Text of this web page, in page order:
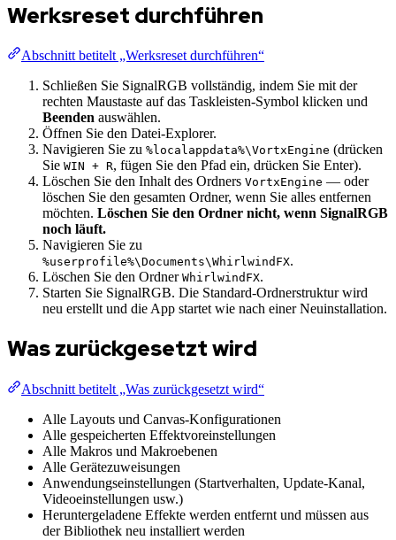
Werksreset durchführen
Abschnitt betitelt „Werksreset durchführen“
Schließen Sie SignalRGB vollständig, indem Sie mit der
rechten Maustaste auf das Taskleisten-Symbol klicken und
Beenden auswählen.
Öffnen Sie den Datei-Explorer.
Navigieren Sie zu %localappdata%\VortxEngine (drücken
Sie WIN + R, fügen Sie den Pfad ein, drücken Sie Enter).
Löschen Sie den Inhalt des Ordners VortxEngine — oder
löschen Sie den gesamten Ordner, wenn Sie alles entfernen
möchten. Löschen Sie den Ordner nicht, wenn SignalRGB
noch läuft.
Navigieren Sie zu
%userprofile%\Documents\WhirlwindFX.
Löschen Sie den Ordner WhirlwindFX.
Starten Sie SignalRGB. Die Standard-Ordnerstruktur wird
neu erstellt und die App startet wie nach einer Neuinstallation.
Was zurückgesetzt wird
Abschnitt betitelt „Was zurückgesetzt wird“
Alle Layouts und Canvas-Konfigurationen
Alle gespeicherten Effektvoreinstellungen
Alle Makros und Makroebenen
Alle Gerätezuweisungen
Anwendungseinstellungen (Startverhalten, Update-Kanal,
Videoeinstellungen usw.)
Heruntergeladene Effekte werden entfernt und müssen aus
der Bibliothek neu installiert werden